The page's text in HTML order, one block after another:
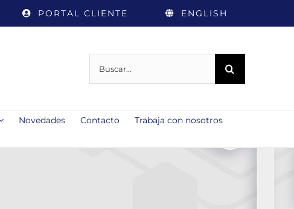
PORTAL CLIENTE ENGLISH
Novedades Contacto
Trabaja con nosotros